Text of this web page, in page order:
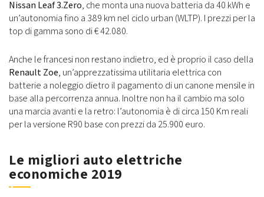
Nissan Leaf 3.Zero, che monta una nuova batteria da 40 kWh e
un’autonomia fino a 389 km nel ciclo urban (WLTP). I prezzi per la
top di gamma sono di € 42.080.
Anche le francesi non restano indietro, ed è proprio il caso della
Renault Zoe, un’apprezzatissima utilitaria elettrica con
batterie a noleggio dietro il pagamento di un canone mensile in
base alla percorrenza annua. Inoltre non ha il cambio ma solo
una marcia avanti e la retro: l’autonomia è di circa 150 Km reali
per la versione R90 base con prezzi da 25.900 euro.
Le migliori auto elettriche
economiche 2019